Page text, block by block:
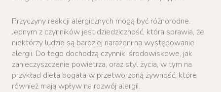
Przyczyny reakcji alergicznych mogą być różnorodne.
Jednym z czynników jest dziedziczność, która sprawia, że
niektórzy ludzie są bardziej narażeni na występowanie
alergii. Do tego dochodzą czynniki środowiskowe, jak
zanieczyszczenie powietrza, oraz styl życia, w tym na
przykład dieta bogata w przetworzoną żywność, które
również mają wpływ na rozwój alergii.